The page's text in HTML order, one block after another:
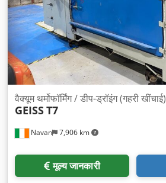
Navan 7,906 km
वैक्यूम थर्मोफॉर्मिंग / डीप-ड्रॉइंग (गहरी खींचाई)
GEISST7
मूल्य जानकारी